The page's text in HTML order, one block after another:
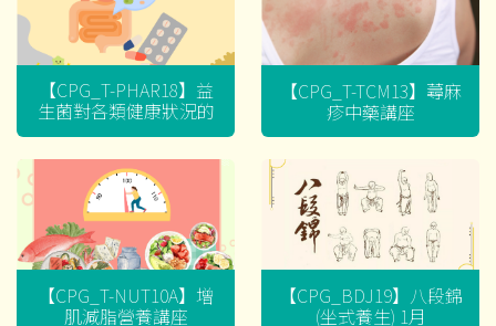
【CPG_T-PHAR18】益
生菌對各類健康狀況的
迷思
【CPG_T-TCM13】蕁麻
疹中藥講座
【CPG_T-NUT10A】增
肌減脂營養講座
【CPG_BDJ19】八段錦
(坐式養生) 1月